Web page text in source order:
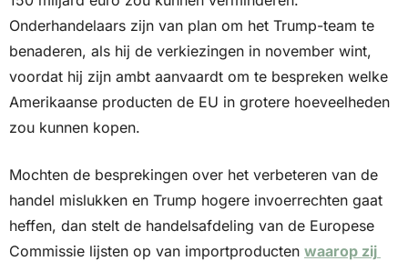
Onderhandelaars zijn van plan om het Trump-team te
benaderen, als hij de verkiezingen in november wint,
voordat hij zijn ambt aanvaardt om te bespreken welke
Amerikaanse producten de EU in grotere hoeveelheden
zou kunnen kopen.
Mochten de besprekingen over het verbeteren van de
handel mislukken en Trump hogere invoerrechten gaat
heffen, dan stelt de handelsafdeling van de Europese
Commissie lijsten op van importproducten waarop zij